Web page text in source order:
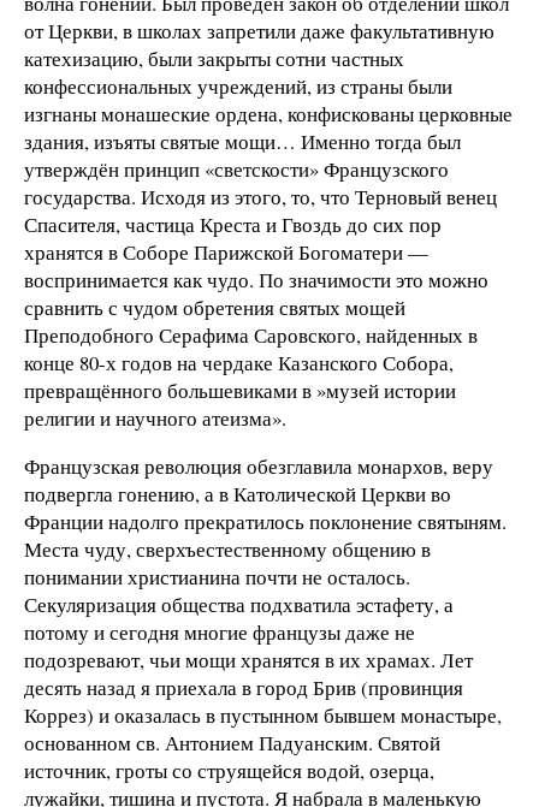
от Церкви, в школах запретили даже факультативную
катехизацию, были закрыты сотни частных
конфессиональных учреждений, из страны были
изгнаны монашеские ордена, конфискованы церковные
здания, изъяты святые мощи… Именно тогда был
утверждён принцип «светскости» Французского
государства. Исходя из этого, то, что Терновый венец
Спасителя, частица Креста и Гвоздь до сих пор
хранятся в Соборе Парижской Богоматери —
воспринимается как чудо. По значимости это можно
сравнить с чудом обретения святых мощей
Преподобного Серафима Саровского, найденных в
конце 80-х годов на чердаке Казанского Собора,
превращённого большевиками в »музей истории
религии и научного атеизма».
Французская революция обезглавила монархов, веру
подвергла гонению, а в Католической Церкви во
Франции надолго прекратилось поклонение святыням.
Места чуду, сверхъестественному общению в
понимании христианина почти не осталось.
Секуляризация общества подхватила эстафету, а
потому и сегодня многие французы даже не
подозревают, чьи мощи хранятся в их храмах. Лет
десять назад я приехала в город Брив (провинция
Коррез) и оказалась в пустынном бывшем монастыре,
основанном св. Антонием Падуанским. Святой
источник, гроты со струящейся водой, озерца,
лужайки, тишина и пустота. Я набрала в маленькую